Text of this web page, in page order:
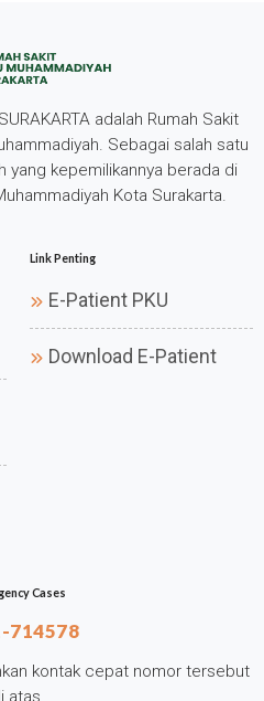
adalah Rumah Sakit
Sebagai salah satu
yang kepemilikannya berada di
Kota Surakarta.
Link Penting
E-Patient PKU
Download E-Patient
Cases
714578
kontak cepat nomor tersebut
atas.